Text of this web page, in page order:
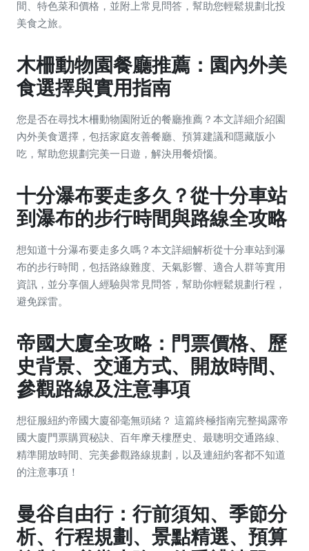
間、特色菜和價格，並附上常見問答，幫助您輕鬆規劃北投
美食之旅。
木柵動物園餐廳推薦：園內外美
食選擇與實用指南
您是否在尋找木柵動物園附近的餐廳推薦？本文詳細介紹園
內外美食選擇，包括家庭友善餐廳、預算建議和隱藏版小
吃，幫助您規劃完美一日遊，解決用餐煩惱。
十分瀑布要走多久？從十分車站
到瀑布的步行時間與路線全攻略
想知道十分瀑布要走多久嗎？本文詳細解析從十分車站到瀑
布的步行時間，包括路線難度、天氣影響、適合人群等實用
資訊，並分享個人經驗與常見問答，幫助你輕鬆規劃行程，
避免踩雷。
帝國大廈全攻略：門票價格、歷
史背景、交通方式、開放時間、
參觀路線及注意事項
想征服紐約帝國大廈卻毫無頭緒？ 這篇終極指南完整揭露帝
國大廈門票購買秘訣、百年摩天樓歷史、最聰明交通路線、
精準開放時間、完美參觀路線規劃，以及連紐約客都不知道
的注意事項！
曼谷自由行：行前須知、季節分
析、行程規劃、景點精選、預算